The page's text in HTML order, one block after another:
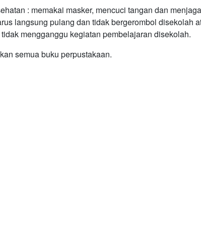
: memakai masker, mencuci tangan dan
langsung pulang dan tidak bergerombol disekolah
mengganggu kegiatan pembelajaran disekolah.
semua buku perpustakaan.